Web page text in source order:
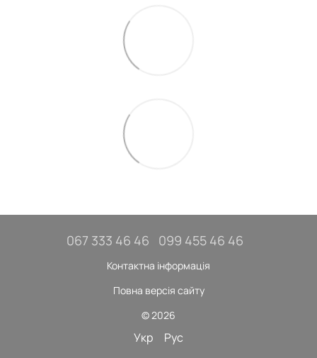
067 333 46 46 099 455 46 46
Контактна інформація
Повна версія сайту
© 2026
Укр Рус